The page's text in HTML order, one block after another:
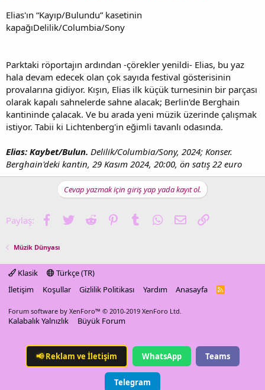
Elias'ın “Kayıp/Bulundu” kasetinin
kapağıDelilik/Columbia/Sony
Parktaki röportajın ardından -çörekler yenildi- Elias, bu yaz
hala devam edecek olan çok sayıda festival gösterisinin
provalarına gidiyor. Kışın, Elias ilk küçük turnesinin bir parçası
olarak kapalı sahnelerde sahne alacak; Berlin'de Berghain
kantininde çalacak. Ve bu arada yeni müzik üzerinde çalışmak
istiyor. Tabii ki Lichtenberg'in eğimli tavanlı odasında.
Elias: Kaybet/Bulun. Delilik/Columbia/Sony, 2024; Konser.
Berghain'deki kantin, 29 Kasım 2024, 20:00, ön satış 22 euro
Cevap yazmak için giriş yap yada kayıt ol.
Paylaş: Facebook
TwitterReddit PinterestTumblrWhatsApp
E-postaLink
Müzik Dünyası
Klasik
Türkçe (TR)
İletişim
Koşullar Gizlilik Politikası Yardım Anasayfa
R
Forum software by XenForo™ © 2010-2019 XenForo Ltd.
Kalabalık Yalnızlık Büyük Forum
📢Reklam ve İletişim WhatsApp Teams
Telegram